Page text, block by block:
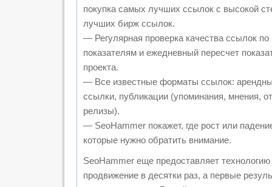
покупка самых лучших ссылок с высокой
лучших бирж ссылок.
— Регулярная проверка качества ссылок
показателям и ежедневный пересчет
проекта.
— Все известные форматы ссылок:
ссылки, публикации (упоминания, мнения,
релизы).
— SeoHammer покажет, где рост или
которые нужно обратить внимание.
SeoHammer еще предоставляет технологию
продвижение в десятки раз, а первые